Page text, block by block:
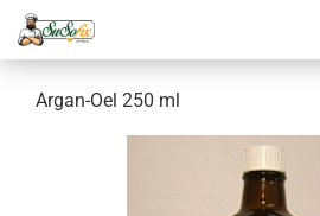
Argan-Oel 250 ml